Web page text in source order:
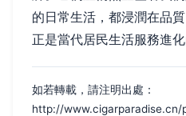
的日常生活，都浸潤在品
正是當代居民生活服務進化
如若轉載，請注明出處：
http://www.cigarparadise.cn/